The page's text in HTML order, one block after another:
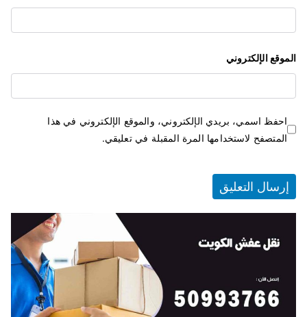
الموقع الإلكتروني
احفظ اسمي، بريدي الإلكتروني، والموقع الإلكتروني في هذا
المتصفح لاستخدامها المرة المقبلة في تعليقي.